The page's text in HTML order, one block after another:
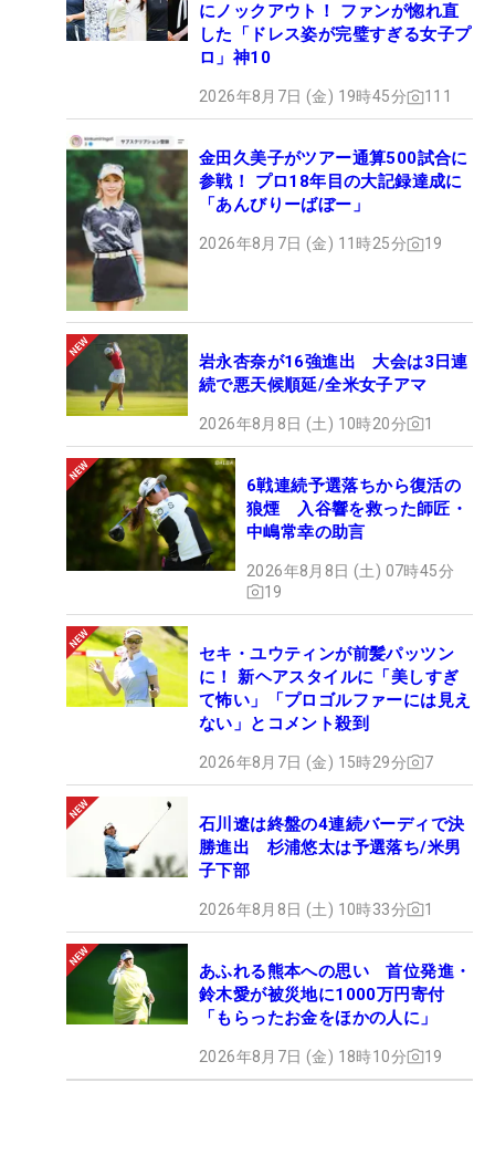
にノックアウト！ ファンが惚れ直
した「ドレス姿が完璧すぎる女子プ
ロ」神10
2026年8月7日 (金) 19時45分 111
金田久美子がツアー通算500試合に
参戦！ プロ18年目の大記録達成に
「あんびりーばぼー」
2026年8月7日 (金) 11時25分 19
岩永杏奈が16強進出 大会は3日連
続で悪天候順延/全米女子アマ
2026年8月8日 (土) 10時20分 1
6戦連続予選落ちから復活の
狼煙 入谷響を救った師匠・
中嶋常幸の助言
2026年8月8日 (土) 07時45分
19
セキ・ユウティンが前髪パッツン
に！ 新ヘアスタイルに「美しすぎ
て怖い」「プロゴルファーには見え
ない」とコメント殺到
2026年8月7日 (金) 15時29分 7
石川遼は終盤の4連続バーディで決
勝進出 杉浦悠太は予選落ち/米男
子下部
2026年8月8日 (土) 10時33分 1
あふれる熊本への思い 首位発進・
鈴木愛が被災地に1000万円寄付
「もらったお金をほかの人に」
2026年8月7日 (金) 18時10分 19